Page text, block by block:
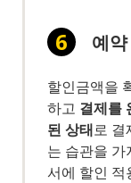
예
할인금액을
하고 결제를
된 상태로 결
는 습관을 가
서에 할인 적